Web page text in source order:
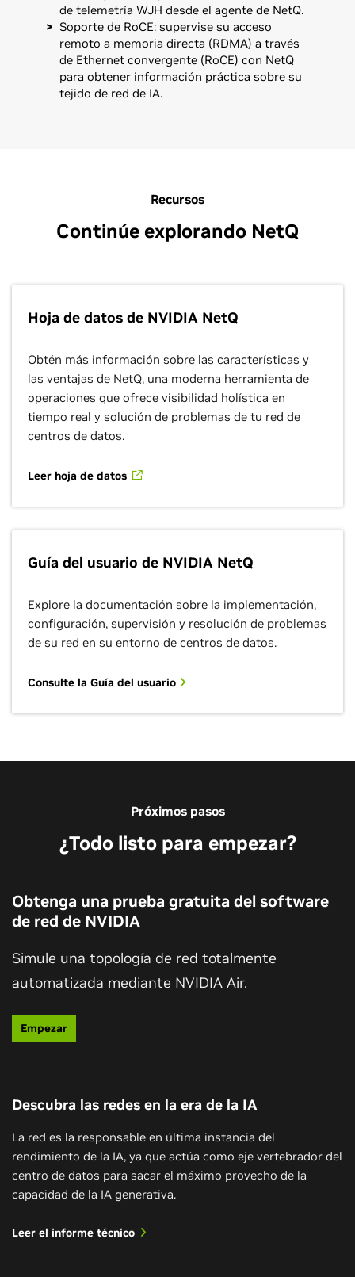
de telemetría WJH desde el agente de NetQ.
Soporte de RoCE: supervise su acceso
remoto a memoria directa (RDMA) a través
de Ethernet convergente (RoCE) con NetQ
para obtener información práctica sobre su
tejido de red de IA.
Recursos
Continúe explorando NetQ
Hoja de datos de NVIDIA NetQ
Obtén más información sobre las características y
las ventajas de NetQ, una moderna herramienta de
operaciones que ofrece visibilidad holística en
tiempo real y solución de problemas de tu red de
centros de datos.
Leer hoja de datos
Guía del usuario de NVIDIA NetQ
Explore la documentación sobre la implementación,
configuración, supervisión y resolución de problemas
de su red en su entorno de centros de datos.
Consulte la Guía del usuario
Próximos pasos
¿Todo listo para empezar?
Obtenga una prueba gratuita del software
de red de NVIDIA
Simule una topología de red totalmente
automatizada mediante NVIDIA Air.
Empezar
Descubra las redes en la era de la IA
La red es la responsable en última instancia del
rendimiento de la IA, ya que actúa como eje vertebrador del
centro de datos para sacar el máximo provecho de la
capacidad de la IA generativa.
Leer el informe técnico